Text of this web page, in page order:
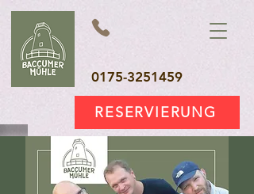
0175-3251459
RESERVIERUNG